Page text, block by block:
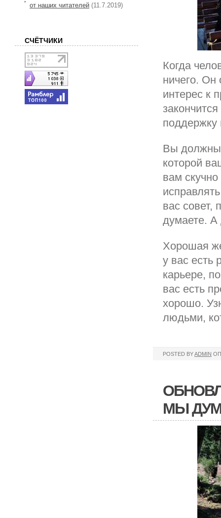
Когда
ничего. Он
интерес к
Вы должны
которой
вам
вас совет,
думаете. А
Хорошая
у вас есть
карьере,
вас есть
хорошо.
людьми,
POSTED BYADMIN
МЫ
от наших читателей (11.7.2019)
СЧЁТЧИКИ